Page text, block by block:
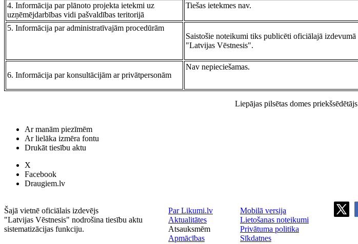
4. Informācija par plānoto projekta ietekmi uz
uzņēmējdarbības vidi pašvaldības teritorijā
Tiešas ietekmes nav.
5. Informācija par administratīvajām procedūrām
Saistošie noteikumi tiks publicēti oficiālajā izdevumā
"Latvijas Vēstnesis".
6. Informācija par konsultācijām ar privātpersonām
Nav nepieciešamas.
Liepājas pilsētas domes priekšsēdētājs
Ar manām piezīmēm
Ar lielāka izmēra fontu
Drukāt tiesību aktu
X
Facebook
Draugiem.lv
Šajā vietnē oficiālais izdevējs
"Latvijas Vēstnesis" nodrošina tiesību aktu
sistematizācijas funkciju.
Par Likumi.lv
Aktualitātes
Atsauksmēm
Apmācības
Mobilā versija
Lietošanas noteikumi
Privātuma politika
Sīkdatnes